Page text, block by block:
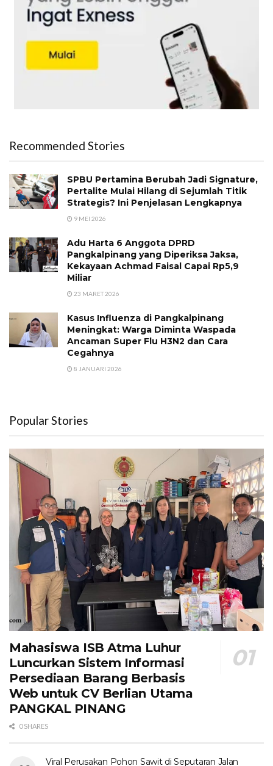
Recommended Stories
SPBU Pertamina Berubah Jadi Signature,
Pertalite Mulai Hilang di Sejumlah Titik
Strategis? Ini Penjelasan Lengkapnya
9 MEI 2026
Adu Harta 6 Anggota DPRD
Pangkalpinang yang Diperiksa Jaksa,
Kekayaan Achmad Faisal Capai Rp5,9
Miliar
23 MARET 2026
Kasus Influenza di Pangkalpinang
Meningkat: Warga Diminta Waspada
Ancaman Super Flu H3N2 dan Cara
Cegahnya
8 JANUARI 2026
Popular Stories
Mahasiswa ISB Atma Luhur
Luncurkan Sistem Informasi
Persediaan Barang Berbasis
Web untuk CV Berlian Utama​
PANGKAL PINANG
0 SHARES
Viral Perusakan Pohon Sawit di Seputaran Jalan